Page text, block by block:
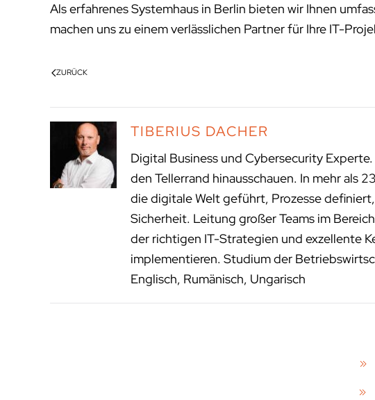
Als erfahrenes Systemhaus in Berlin bieten wir Ihnen
machen uns zu einem verlässlichen Partner für Ihre IT-
ZURÜCK
TIBERIUS DACHER
Digital Business und Cybersecurity
den Tellerrand hinausschauen. In mehr als
die digitale Welt geführt, Prozesse
Sicherheit. Leitung großer Teams im
der richtigen IT-Strategien und exzellente
implementieren. Studium der
Englisch, Rumänisch, Ungarisch